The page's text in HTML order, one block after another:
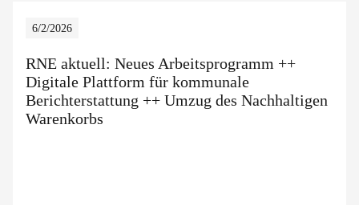
6/2/2026
RNE aktuell: Neues Arbeitsprogramm ++
Digitale Plattform für kommunale
Berichterstattung ++ Umzug des Nachhaltigen
Warenkorbs